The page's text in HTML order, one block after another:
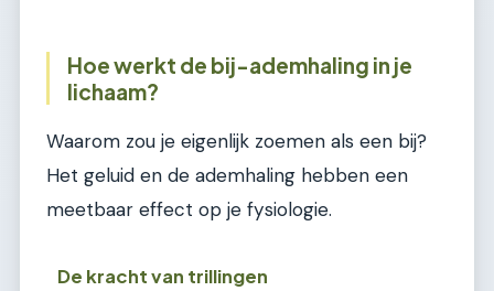
Hoe werkt de bij-ademhaling in je
lichaam?
Waarom zou je eigenlijk zoemen als een bij?
Het geluid en de ademhaling hebben een
meetbaar effect op je fysiologie.
De kracht van trillingen